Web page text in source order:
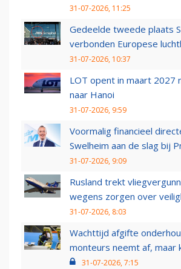
31-07-2026, 11:25
Gedeelde tweede plaats
verbonden Europese
31-07-2026, 10:37
LOT opent in maart 2027
naar Hanoi
31-07-2026, 9:59
Voormalig financieel
Swelheim aan de slag bij
31-07-2026, 9:09
Rusland trekt
wegens zorgen over
31-07-2026, 8:03
Wachttijd afgifte
monteurs neemt af, maar
31-07-2026, 7:15